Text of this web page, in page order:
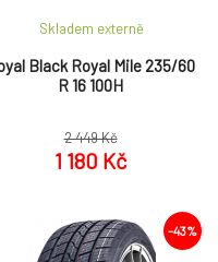
Black Royal Mile 235/60
R 16 100H
Skladem externě
2 449 Kč
1 180 Kč
-43%